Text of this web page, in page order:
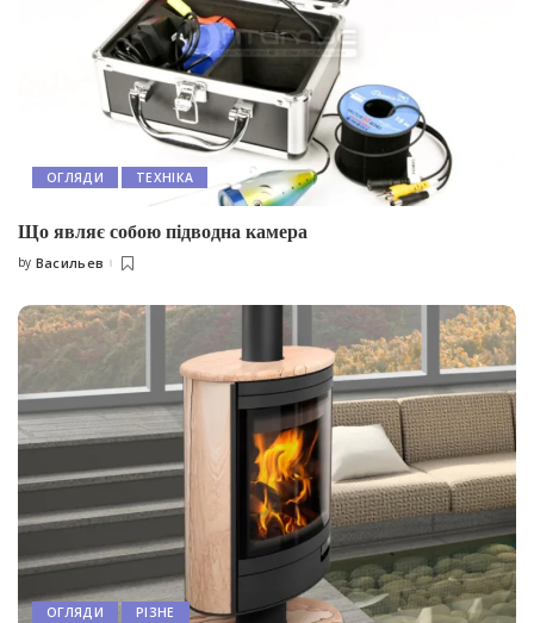
ОГЛЯДИ ТЕХНІКА
Що являє собою підводна камера
Posted
by Васильев
ОГЛЯДИ РІЗНЕ